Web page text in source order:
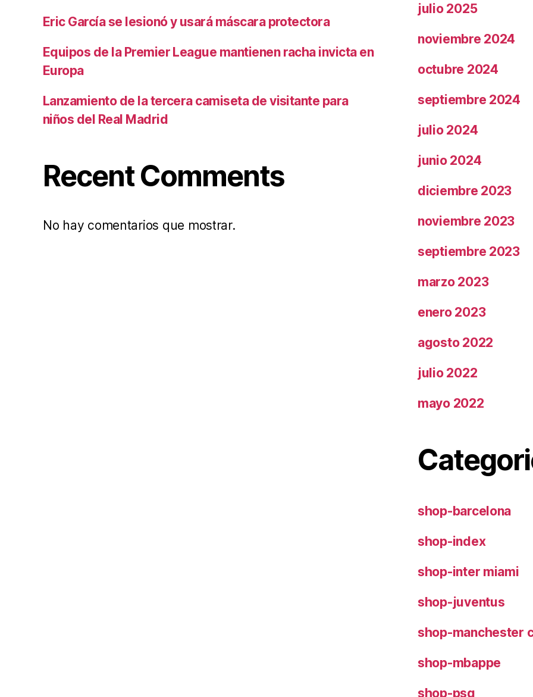
Eric García se lesionó y usará máscara protectora
Equipos de la Premier League mantienen racha invicta en
Europa
Lanzamiento de la tercera camiseta de visitante para
niños del Real Madrid
Recent Comments
No hay comentarios que mostrar.
julio 2025
noviembre 2024
octubre 2024
septiembre 2024
julio 2024
junio 2024
diciembre 2023
noviembre 2023
septiembre 2023
marzo 2023
enero 2023
agosto 2022
julio 2022
mayo 2022
shop-barcelona
shop-index
shop-inter miami
shop-juventus
shop-manchester
shop-mbappe
shop-psg